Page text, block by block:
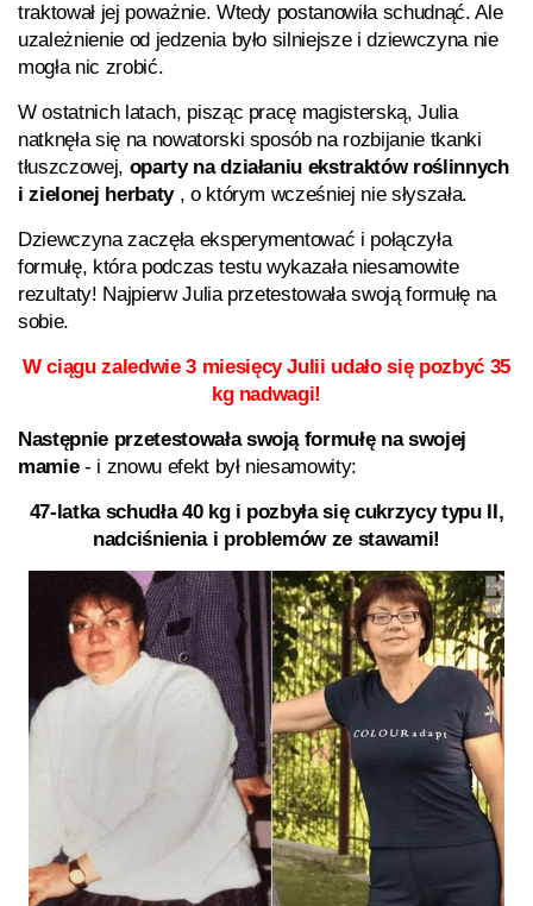
traktował jej poważnie. Wtedy postanowiła schudnąć. Ale
uzależnienie od jedzenia było silniejsze i dziewczyna nie
mogła nic zrobić.
W ostatnich latach, pisząc pracę magisterską, Julia
natknęła się na nowatorski sposób na rozbijanie tkanki
tłuszczowej, oparty na działaniu ekstraktów roślinnych
i zielonej herbaty, o którym wcześniej nie słyszała.
Dziewczyna zaczęła eksperymentować i połączyła
formułę, która podczas testu wykazała niesamowite
rezultaty! Najpierw Julia przetestowała swoją formułę na
sobie.
W ciągu zaledwie 3 miesięcy Julii udało się pozbyć 35
kg nadwagi!
Następnie przetestowała swoją formułę na swojej
mamie- i znowu efekt był niesamowity:
47-latka schudła 40 kg i pozbyła się cukrzycy typu II,
nadciśnienia i problemów ze stawami!